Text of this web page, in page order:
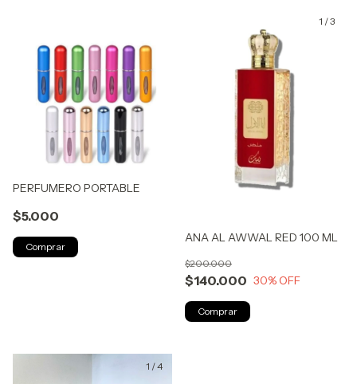
PERFUMERO PORTABLE
$5.000
Comprar
1 /3
ANA AL AWWAL RED 100 ML
$140.000
$200.000
30% OFF
1 /4